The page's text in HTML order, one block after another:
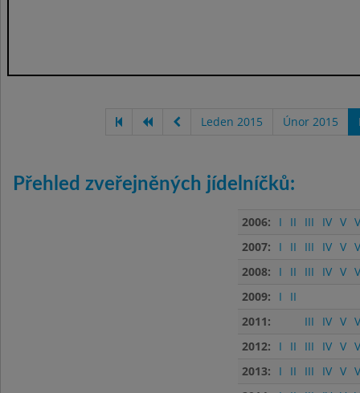
Leden 2015 Únor 2015
Přehled zveřejněných jídelníčků:
2006: I II III IV V
2007:
I II III IV V
2008:
I II III IV V
2009:
I
II
2011:
III IV V
2012:
I II III IV V
2013:
I II III IV V